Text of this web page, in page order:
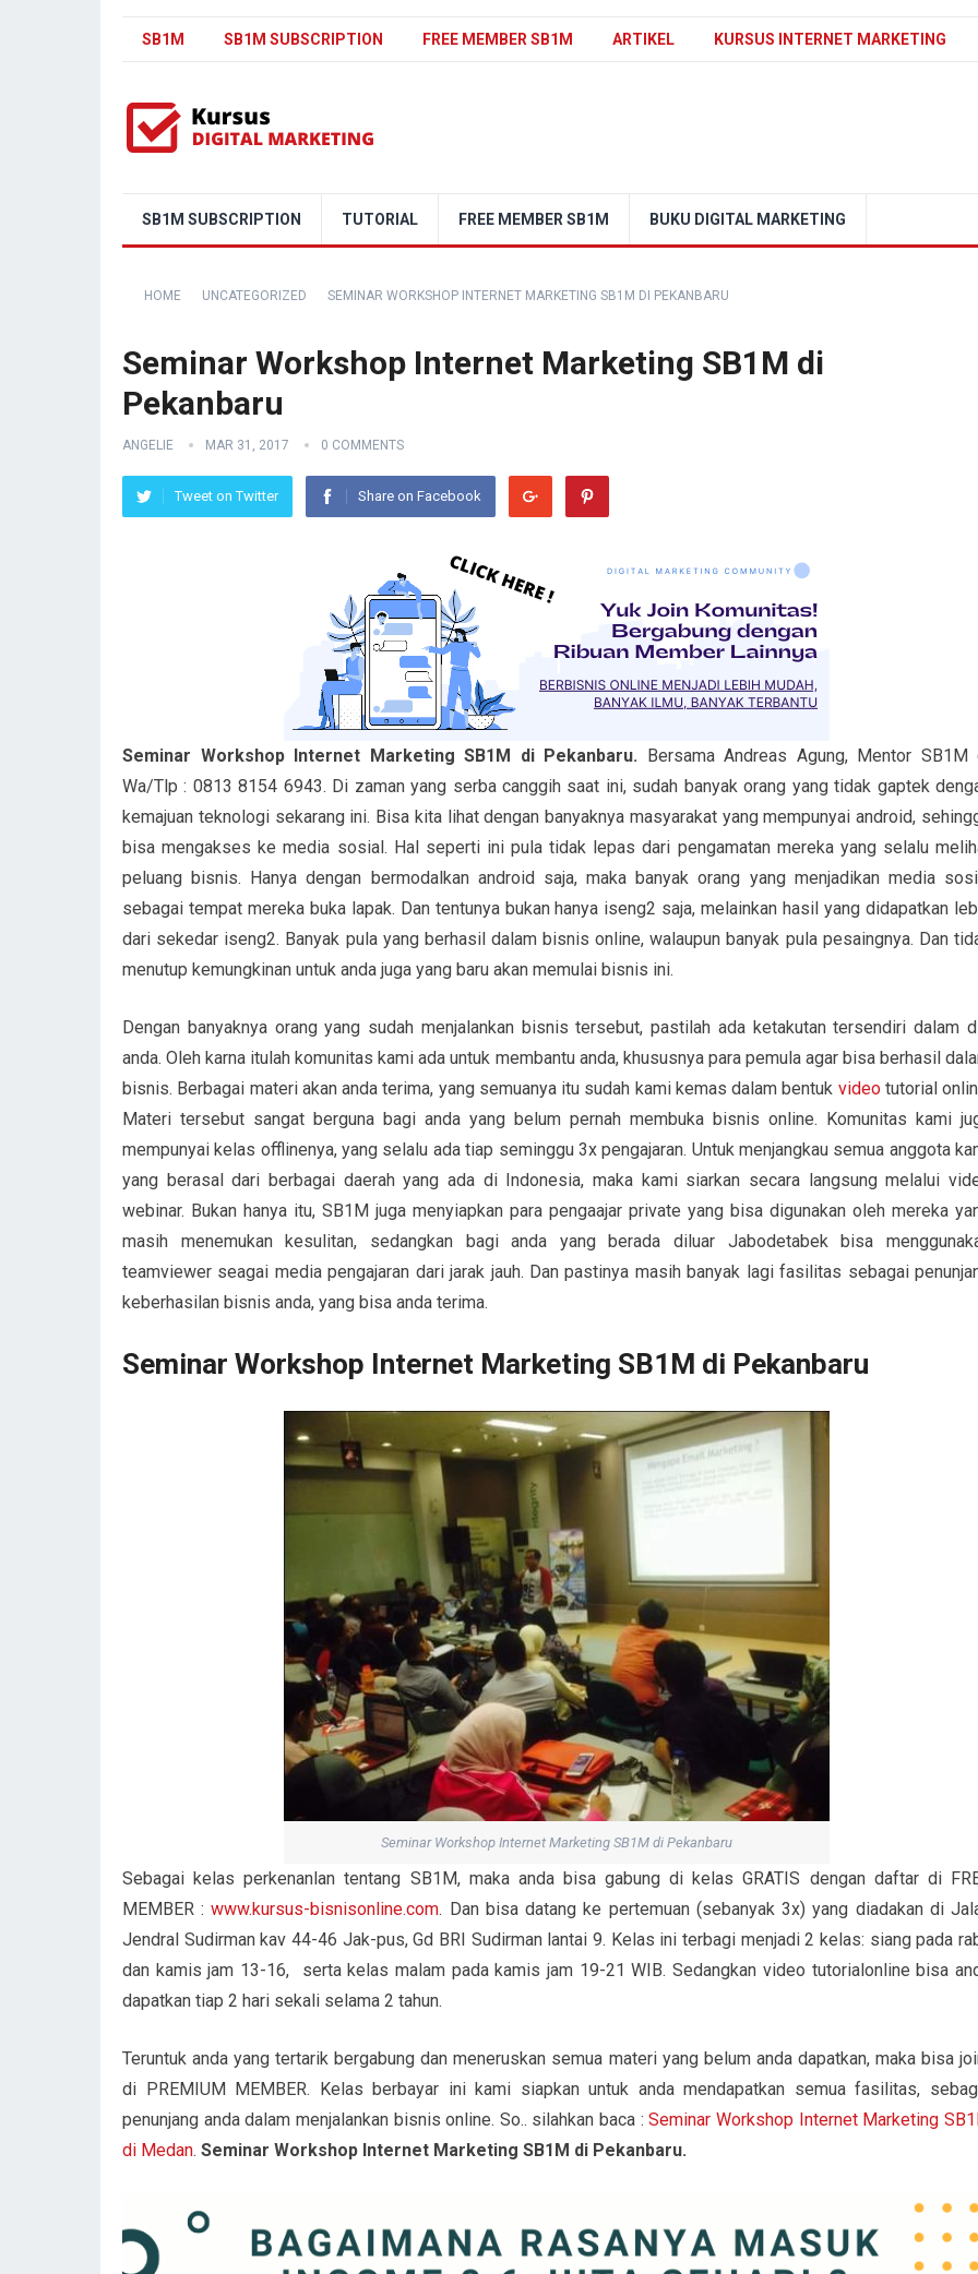
SB1M SB1M SUBSCRIPTION FREE MEMBER SB1M ARTIKEL KURSUS INTERNET MARKETING
SB1M SUBSCRIPTION TUTORIAL FREE MEMBER SB1M BUKU DIGITAL MARKETING
HOME UNCATEGORIZED SEMINAR WORKSHOP INTERNET MARKETING SB1M DI PEKANBARU
Seminar Workshop Internet Marketing SB1M di
Pekanbaru
ANGELIE MAR 31, 2017 0 COMMENTS
Tweet on Twitter Share on Facebook
Seminar Workshop Internet Marketing SB1M di Pekanbaru. Bersama Andreas Agung, Mentor SB1M
Wa/Tlp : 0813 8154 6943. Di zaman yang serba canggih saat ini, sudah banyak orang yang tidak gaptek
kemajuan teknologi sekarang ini. Bisa kita lihat dengan banyaknya masyarakat yang mempunyai android,
bisa mengakses ke media sosial. Hal seperti ini pula tidak lepas dari pengamatan mereka yang selalu
peluang bisnis. Hanya dengan bermodalkan android saja, maka banyak orang yang menjadikan media
sebagai tempat mereka buka lapak. Dan tentunya bukan hanya iseng2 saja, melainkan hasil yang didapatkan
dari sekedar iseng2. Banyak pula yang berhasil dalam bisnis online, walaupun banyak pula pesaingnya. Dan
menutup kemungkinan untuk anda juga yang baru akan memulai bisnis ini.
Dengan banyaknya orang yang sudah menjalankan bisnis tersebut, pastilah ada ketakutan tersendiri dalam
anda. Oleh karna itulah komunitas kami ada untuk membantu anda, khususnya para pemula agar bisa berhasil
bisnis. Berbagai materi akan anda terima, yang semuanya itu sudah kami kemas dalam bentuk videotutorial
Materi tersebut sangat berguna bagi anda yang belum pernah membuka bisnis online. Komunitas kami
mempunyai kelas offlinenya, yang selalu ada tiap seminggu 3x pengajaran. Untuk menjangkau semua anggota
yang berasal dari berbagai daerah yang ada di Indonesia, maka kami siarkan secara langsung melalui
webinar. Bukan hanya itu, SB1M juga menyiapkan para pengaajar private yang bisa digunakan oleh mereka
masih menemukan kesulitan, sedangkan bagi anda yang berada diluar Jabodetabek bisa
teamviewer seagai media pengajaran dari jarak jauh. Dan pastinya masih banyak lagi fasilitas sebagai
keberhasilan bisnis anda, yang bisa anda terima.
Seminar Workshop Internet Marketing SB1M di Pekanbaru
Seminar Workshop Internet Marketing SB1M di Pekanbaru
Sebagai kelas perkenanlan tentang SB1M, maka anda bisa gabung di kelas GRATIS dengan daftar di
MEMBER :www.kursus-bisnisonline.com. Dan bisa datang ke pertemuan (sebanyak 3x) yang diadakan di
Jendral Sudirman kav 44-46 Jak-pus, Gd BRI Sudirman lantai 9. Kelas ini terbagi menjadi 2 kelas: siang pada
dan kamis jam 13-16, serta kelas malam pada kamis jam 19-21 WIB. Sedangkan video tutorialonline bisa
dapatkan tiap 2 hari sekali selama 2 tahun.
Teruntuk anda yang tertarik bergabung dan meneruskan semua materi yang belum anda dapatkan, maka bisa
di PREMIUM MEMBER. Kelas berbayar ini kami siapkan untuk anda mendapatkan semua fasilitas,
penunjang anda dalam menjalankan bisnis online. So.. silahkan baca :Seminar Workshop Internet Marketing
di Medan. Seminar Workshop Internet Marketing SB1M di Pekanbaru.